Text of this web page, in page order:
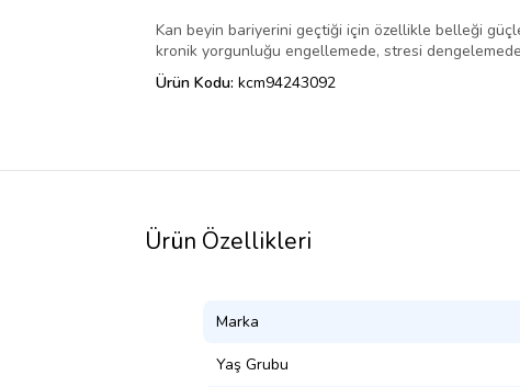
Kan beyin bariyerini geçtiği için özellikle belleği
kronik yorgunluğu engellemede, stresi
Ürün Kodu: kcm94243092
Ürün Özellikleri
Marka
Yaş Grubu